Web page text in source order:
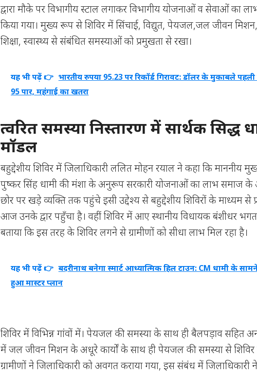
द्वारा मौके पर विभागीय स्टाल लगाकर विभागीय योजनाओं व सेवाओं का
किया गया। मुख्य रूप से शिविर में सिंचाई, विद्युत, पेयजल,जल जीवन
शिक्षा, स्वास्थ्य से संबंधित समस्याओं को प्रमुखता से रखा।
यह भी पढ़ें 👉 भारतीय रुपया 95.23 पर रिकॉर्ड गिरावट: डॉलर के मुकाबले पहली
95 पार, महंगाई का खतरा
त्वरित समस्या निस्तारण में सार्थक सिद्ध
मॉडल
बहुद्देशीय शिविर में जिलाधिकारी ललित मोहन रयाल ने कहा कि माननीय
पुष्कर सिंह धामी की मंशा के अनुरूप सरकारी योजनाओं का लाभ समाज के
छोर पर खड़े व्यक्ति तक पहुंचे इसी उद्देश्य से बहुद्देशीय शिविरों के माध्यम से
आज उनके द्वार पहुँचा है। वहीं शिविर में आए स्थानीय विधायक बंशीधर
बताया कि इस तरह के शिविर लगने से ग्रामीणों को सीधा लाभ मिल रहा है।
यह भी पढ़ें 👉 बदरीनाथ बनेगा स्मार्ट आध्यात्मिक हिल टाउन: CM धामी के
हुआ मास्टर प्लान
शिविर में विभिन्न गांवों में। पेयजल की समस्या के साथ ही बैलपड़ाव सहित
में जल जीवन मिशन के अधूरे कार्यों के साथ ही पेयजल की समस्या से
ग्रामीणों ने जिलाधिकारी को अवगत कराया गया, इस संबंध में